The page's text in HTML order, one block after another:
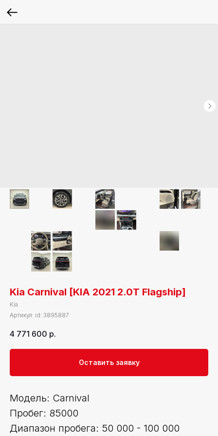
Kia Carnival [KIA 2021 2.0T Flagship]
Kia
Артикул: id: 3895887
4 771 600 р.
Оставить заявку
Модель: Carnival
Пробег: 85000
Диапазон пробега: 50 000 - 100 000